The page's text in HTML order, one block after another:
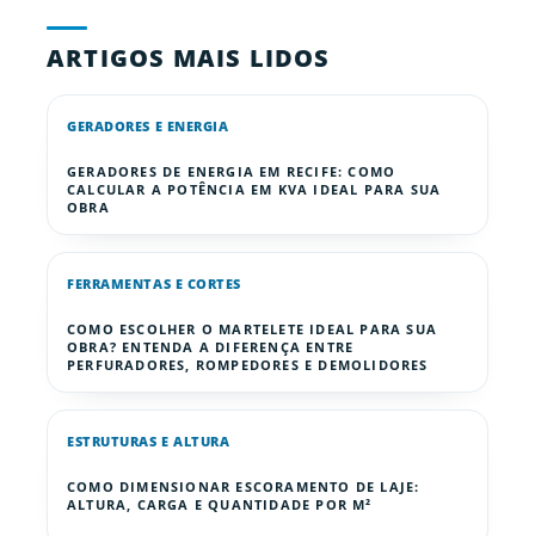
ARTIGOS MAIS LIDOS
GERADORES E ENERGIA
GERADORES DE ENERGIA EM RECIFE: COMO
CALCULAR A POTÊNCIA EM KVA IDEAL PARA SUA
OBRA
FERRAMENTAS E CORTES
COMO ESCOLHER O MARTELETE IDEAL PARA SUA
OBRA? ENTENDA A DIFERENÇA ENTRE
PERFURADORES, ROMPEDORES E DEMOLIDORES
ESTRUTURAS E ALTURA
COMO DIMENSIONAR ESCORAMENTO DE LAJE:
ALTURA, CARGA E QUANTIDADE POR M²